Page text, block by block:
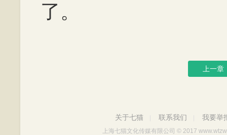
了。
上一章
关于七猫 联系我们 我要举
上海七猫文化传媒有限公司 © 2017